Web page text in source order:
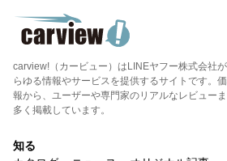
carview!（カービュー）はLINEヤフー株式会社
らゆる情報やサービスを提供するサイトです。
報から、ユーザーや専門家のリアルなレビュー
多く掲載しています。
知る